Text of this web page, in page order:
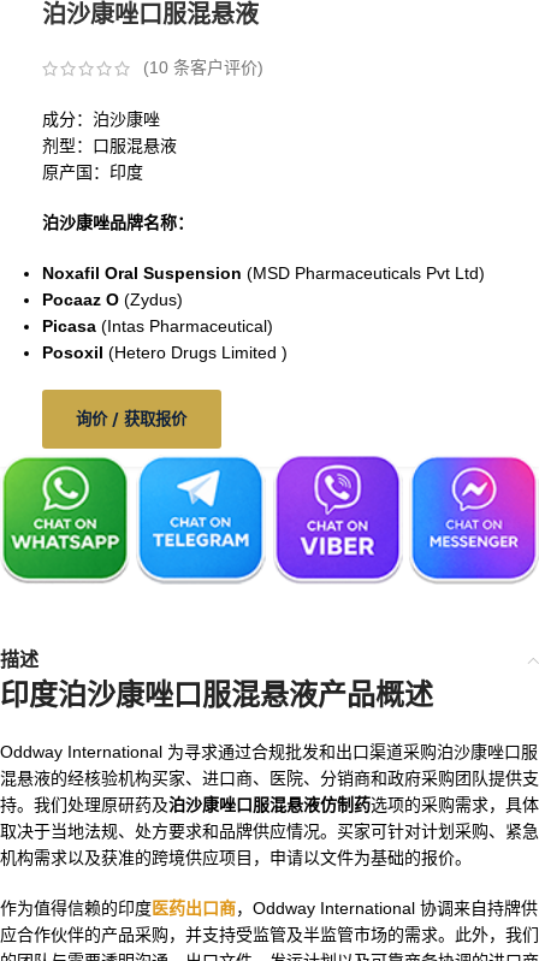
泊沙康唑口服混悬液
(10 条客户评价)
成分：泊沙康唑
剂型：口服混悬液
原产国：印度
泊沙康唑品牌名称：
Noxafil Oral Suspension (MSD Pharmaceuticals Pvt Ltd)
Pocaaz O (Zydus)
Picasa (Intas Pharmaceutical)
Posoxil (Hetero Drugs Limited )
询价 / 获取报价
描述
印度泊沙康唑口服混悬液产品概述
Oddway International 为寻求通过合规批发和出口渠道采购泊沙康唑口服
混悬液的经核验机构买家、进口商、医院、分销商和政府采购团队提供支
持。我们处理原研药及泊沙康唑口服混悬液仿制药选项的采购需求，具体
取决于当地法规、处方要求和品牌供应情况。买家可针对计划采购、紧急
机构需求以及获准的跨境供应项目，申请以文件为基础的报价。
作为值得信赖的印度医药出口商，Oddway International 协调来自持牌供
应合作伙伴的产品采购，并支持受监管及半监管市场的需求。此外，我们